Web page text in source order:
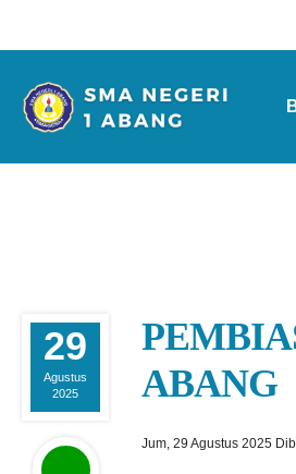
29
Agustus
2025
ABANG
Jum, 29 Agustus 2025